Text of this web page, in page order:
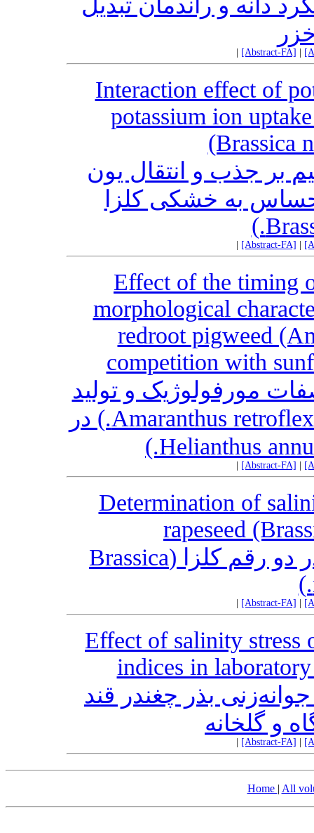
دانه و راندمان تبدیل
[Abstract-FA]
Interaction effect of
potassium ion
(Brassica
بر جذب و انتقال یون
به خشکی کلزا
[Abstract-FA]
Effect of the timing
morphological
redroot pigweed
competition with
مورفولوژیک و تولید
بذر تاج‌خروس ریشه قرمز (Amaranthus retroflexus L.) در
[Abstract-FA]
Determination of
rapeseed
تعیین آستانه تحمل به شوری در دو رقم کلزا (Brassica
[Abstract-FA]
Effect of salinity stress
indices in
‌بذر چغندر قند
و گلخانه
[Abstract-FA]
Home | All